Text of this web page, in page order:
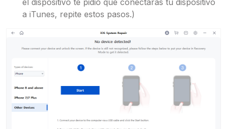
el dispositivo te pidió que conectaras tu dispositivo
a iTunes, repite estos pasos.)